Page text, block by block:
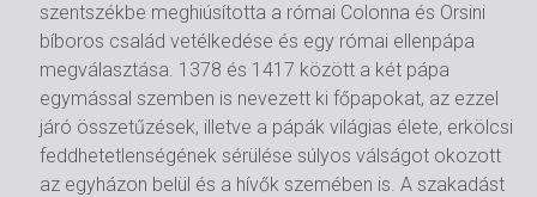
szentszékbe meghiúsította a római Colonna és Orsini
bíboros család vetélkedése és egy római ellenpápa
megválasztása. 1378 és 1417 között a két pápa
egymással szemben is nevezett ki főpapokat, az ezzel
járó összetűzések, illetve a pápák világias élete, erkölcsi
feddhetetlenségének sérülése súlyos válságot okozott
az egyházon belül és a hívők szemében is. A szakadást